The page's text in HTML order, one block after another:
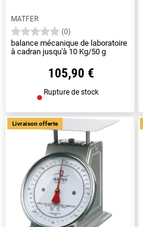
MATFER
(0)
balance mécanique de laboratoire
à cadran jusqu'à 10 Kg/50 g
105,90 €
Rupture de stock
Livraison offerte